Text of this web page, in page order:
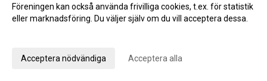
Tid att ansöka om 2015 års stipendium ur Peter Möllers
Minnesfond för åkare mellan 12-16 år
2015-08-06 19:50
Föreningen kan också använda frivilliga cookies, t.ex. för statistik
eller marknadsföring. Du väljer själv om du vill acceptera dessa.
Acceptera nödvändiga Acceptera alla